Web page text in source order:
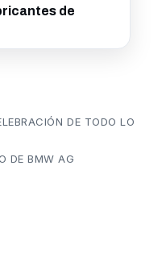
de
DE TODO LO
DE BMW AG